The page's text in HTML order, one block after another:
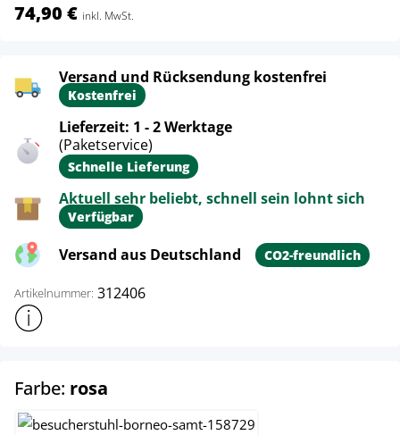
74,90 € inkl. MwSt.
Versand und Rücksendung kostenfrei
Kostenfrei
Lieferzeit: 1 - 2 Werktage
(Paketservice)
Schnelle Lieferung
Aktuell sehr beliebt, schnell sein lohnt sich
Verfügbar
Versand aus Deutschland CO2-freundlich
Artikelnummer: 312406
Weitere Produktinformationen anzeigen
Farbe: rosa